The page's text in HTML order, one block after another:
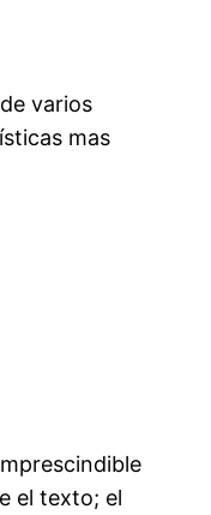
varios
mas
el texto; el